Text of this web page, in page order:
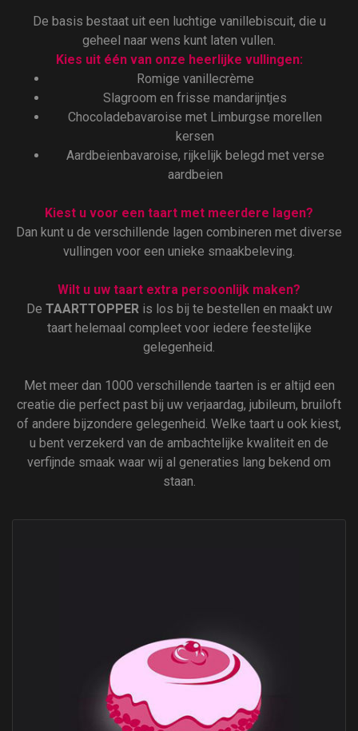
De basis bestaat uit een luchtige vanillebiscuit, die u
geheel naar wens kunt laten vullen.
Kies uit één van onze heerlijke vullingen:
Romige vanillecrème
Slagroom en frisse mandarijntjes
Chocoladebavaroise met Limburgse morellen
kersen
Aardbeienbavaroise, rijkelijk belegd met verse
aardbeien
Kiest u voor een taart met meerdere lagen?
Dan kunt u de verschillende lagen combineren met diverse
vullingen voor een unieke smaakbeleving.
Wilt u uw taart extra persoonlijk maken?
De TAARTTOPPERis los bij te bestellen en maakt uw
taart helemaal compleet voor iedere feestelijke
gelegenheid.
Met meer dan 1000 verschillende taarten is er altijd een
creatie die perfect past bij uw verjaardag, jubileum, bruiloft
of andere bijzondere gelegenheid. Welke taart u ook kiest,
u bent verzekerd van de ambachtelijke kwaliteit en de
verfijnde smaak waar wij al generaties lang bekend om
staan.